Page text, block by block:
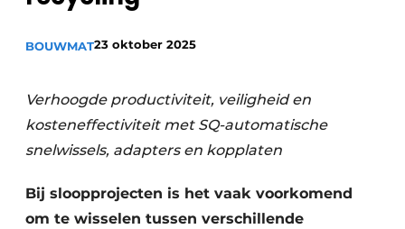
BOUWMAT23 oktober 2025
Verhoogde productiviteit, veiligheid en
kosteneffectiviteit met SQ-automatische
snelwissels, adapters en kopplaten
Bij sloopprojecten is het vaak voorkomend
om te wisselen tussen verschillende